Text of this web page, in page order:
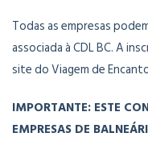
Todas as empresas
associada à CDL BC. A
site do Viagem de
IMPORTANTE: ESTE
EMPRESAS DE